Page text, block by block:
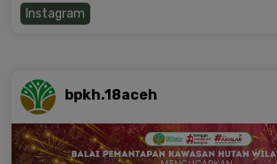
Instagram
bpkh.18aceh